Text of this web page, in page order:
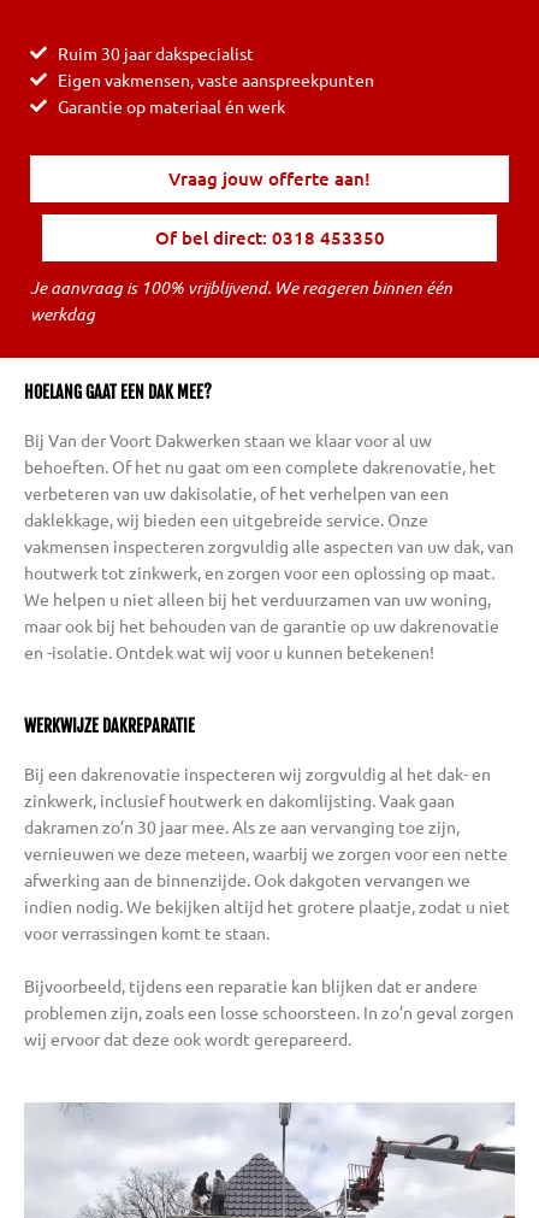
Ruim 30 jaar dakspecialist
Eigen vakmensen, vaste aanspreekpunten
Garantie op materiaal én werk
Vraag jouw offerte aan!
Of bel direct: 0318 453350
Je aanvraag is 100% vrijblijvend. We reageren binnen één
werkdag
HOELANG GAAT EEN DAK MEE?
Bij Van der Voort Dakwerken staan we klaar voor al uw
behoeften. Of het nu gaat om een complete dakrenovatie, het
verbeteren van uw dakisolatie, of het verhelpen van een
daklekkage, wij bieden een uitgebreide service. Onze
vakmensen inspecteren zorgvuldig alle aspecten van uw dak, van
houtwerk tot zinkwerk, en zorgen voor een oplossing op maat.
We helpen u niet alleen bij het verduurzamen van uw woning,
maar ook bij het behouden van de garantie op uw dakrenovatie
en -isolatie. Ontdek wat wij voor u kunnen betekenen!
WERKWIJZE DAKREPARATIE
Bij een dakrenovatie inspecteren wij zorgvuldig al het dak- en
zinkwerk, inclusief houtwerk en dakomlijsting. Vaak gaan
dakramen zo’n 30 jaar mee. Als ze aan vervanging toe zijn,
vernieuwen we deze meteen, waarbij we zorgen voor een nette
afwerking aan de binnenzijde. Ook dakgoten vervangen we
indien nodig. We bekijken altijd het grotere plaatje, zodat u niet
voor verrassingen komt te staan.
Bijvoorbeeld, tijdens een reparatie kan blijken dat er andere
problemen zijn, zoals een losse schoorsteen. In zo’n geval zorgen
wij ervoor dat deze ook wordt gerepareerd.